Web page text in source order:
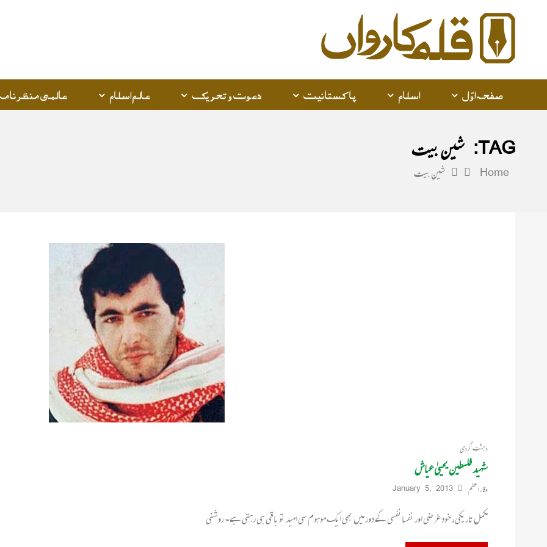
Karwan
صفحہ اوّل اسلام پاکستانیت دعوت و تحریک عالم اسلام عالمی
TAG: شین بیت
Home شین بیت
دہشت گردی
شہید فلسطین یحییٰ عیاش
وقار اعظم January 5, 2013
مکمل تاریکی، خود غرضی اور نفسانفسی کے دور میں بھی ایک موہوم سی امید تو باقی ہی رہتی ہے۔ روشنی